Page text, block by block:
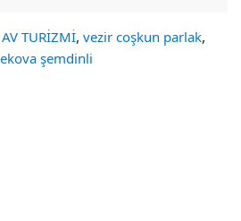
AV TURİZMİ, vezir coşkun parlak,
şemdinli